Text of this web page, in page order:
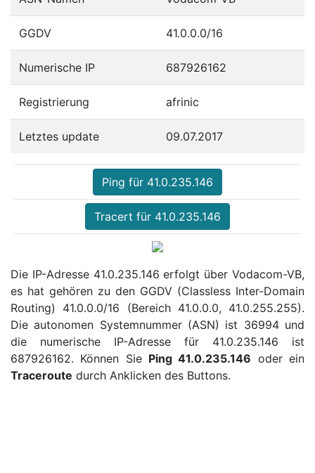
GGDV 41.0.0.0/16
Numerische IP 687926162
Registrierung afrinic
Letztes update 09.07.2017
Ping für 41.0.235.146
Tracert für 41.0.235.146
Die IP-Adresse 41.0.235.146 erfolgt über Vodacom-VB,
es hat gehören zu den GGDV (Classless Inter-Domain
Routing) 41.0.0.0/16 (Bereich 41.0.0.0, 41.0.255.255).
Die autonomen Systemnummer (ASN) ist 36994 und
die numerische IP-Adresse für 41.0.235.146 ist
687926162. Können Sie Ping 41.0.235.146 oder ein
Traceroute durch Anklicken des Buttons.